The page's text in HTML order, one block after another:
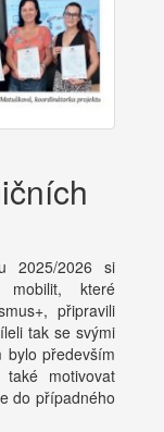
2025/2026 si
mobilit, které
připravili
tak se svými
bylo především
motivovat
do případného